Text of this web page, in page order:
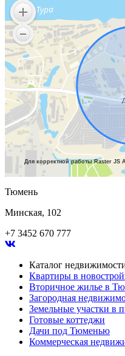
Для корректной работы Raster JS
Тюмень
Минская, 102
+7 3452 670 777
Каталог
Квартиры в
Вторичное жилье в
Загородная
Земельные участки в
Готовые коттеджи
Дачи под Тюменью
Коммерческая